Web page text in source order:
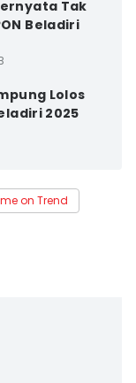
Tak
Beladiri
Lolos
2025
on Trend